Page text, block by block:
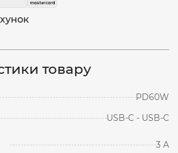
товару
PD60W
USB-C - USB-C
3 A